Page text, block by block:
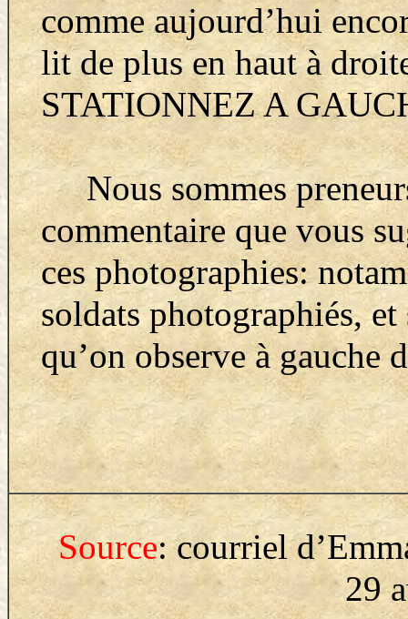
comme aujourd’hui
lit de plus en haut à
STATIONNEZ A
Nous sommes
commentaire que vous
ces photographies:
soldats photographiés,
qu’on observe à gauche
Source: courriel
29